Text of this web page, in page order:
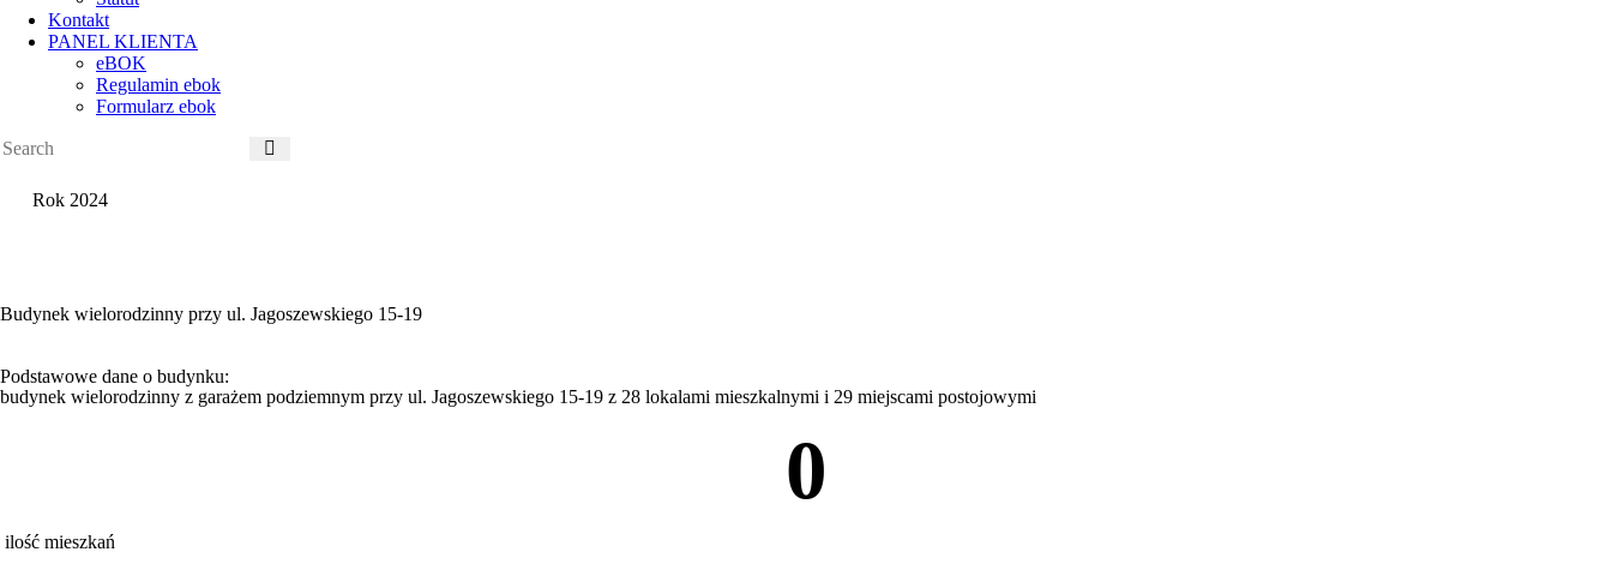
Kontakt
PANEL KLIENTA
eBOK
Regulamin ebok
Formularz ebok
Rok 2024
Budynek wielorodzinny przy ul. Jagoszewskiego 15-19
Podstawowe dane o budynku:
budynek wielorodzinny z garażem podziemnym przy ul. Jagoszewskiego 15-19 z 28 lokalami mieszkalnymi i 29 miejscami postojowymi
0
ilość mieszkań